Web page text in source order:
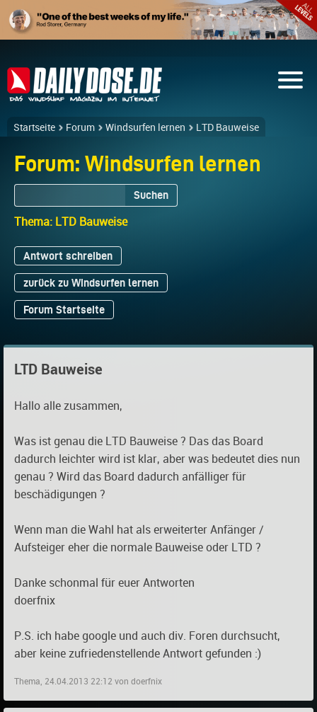
Startseite Forum Windsurfen lernen LTD Bauweise
Forum: Windsurfen lernen
Suchen
Thema: LTD Bauweise
Antwort schreiben
zurück zu Windsurfen lernen
Forum Startseite
LTD Bauweise
Hallo alle zusammen,
Was ist genau die LTD Bauweise ? Das das Board
dadurch leichter wird ist klar, aber was bedeutet dies nun
genau ? Wird das Board dadurch anfälliger für
beschädigungen ?
Wenn man die Wahl hat als erweiterter Anfänger /
Aufsteiger eher die normale Bauweise oder LTD ?
Danke schonmal für euer Antworten
doerfnix
P.S. ich habe google und auch div. Foren durchsucht,
aber keine zufriedenstellende Antwort gefunden :)
Thema, 24.04.2013 22:12 von doerfnix